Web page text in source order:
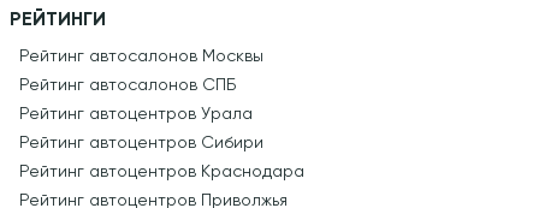
РЕЙТИНГИ
Рейтинг автосалонов Москвы
Рейтинг автосалонов СПБ
Рейтинг автоцентров Урала
Рейтинг автоцентров Сибири
Рейтинг автоцентров Краснодара
Рейтинг автоцентров Приволжья